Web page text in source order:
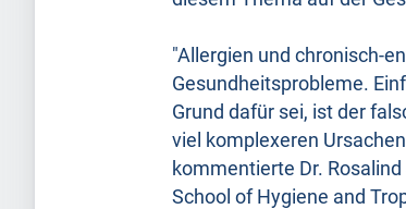
"Allergien und chronisch-
Gesundheitsprobleme.
Grund dafür sei, ist der
viel komplexeren
kommentierte Dr.
School of Hygiene and